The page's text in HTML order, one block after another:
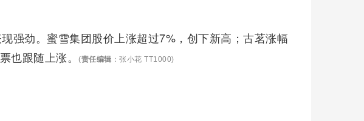
强劲。蜜雪集团股价上涨超过7%，创下新高；古茗涨幅
也跟随上涨。
(责任编辑 ：张小花 TT1000)